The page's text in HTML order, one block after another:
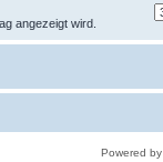
angezeigt wird.
Powered by